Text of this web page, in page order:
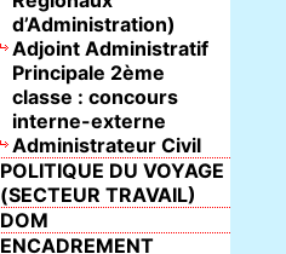
d’Administration)
Adjoint Administratif
Principale 2ème
classe : concours
interne-externe
Administrateur Civil
POLITIQUE DU VOYAGE
(SECTEUR TRAVAIL)
DOM
ENCADREMENT